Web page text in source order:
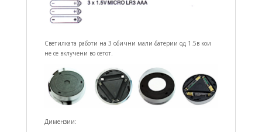
Светилката работи на 3 обични мали батерии од 1.5в кои
не се вклучени во сетот.
Димензии: